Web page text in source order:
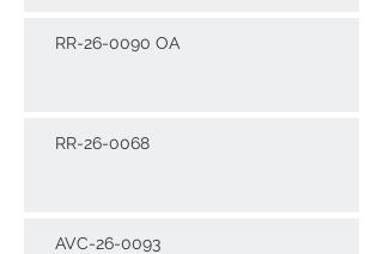
RR-26-0090 OA
RR-26-0068
AVC-26-0093